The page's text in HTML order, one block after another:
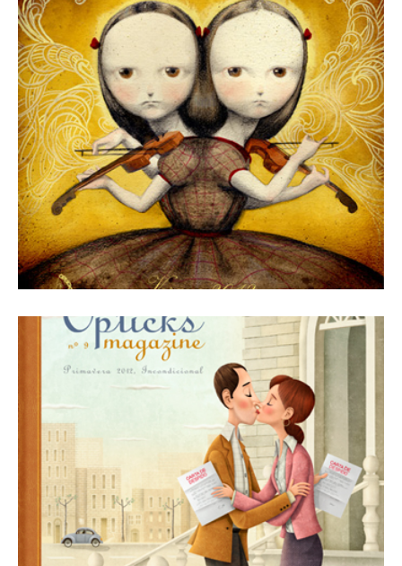
1 julio, 2012
Revista Número 10
1 febrero, 2012
Revista Número 9